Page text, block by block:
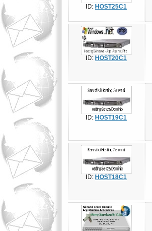
ID: HOST25C1
ID: HOST20C1
ID: HOST19C1
ID: HOST18C1